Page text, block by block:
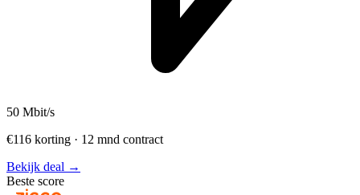
50 Mbit/s
€116 korting · 12 mnd contract
Bekijk deal →
Beste score